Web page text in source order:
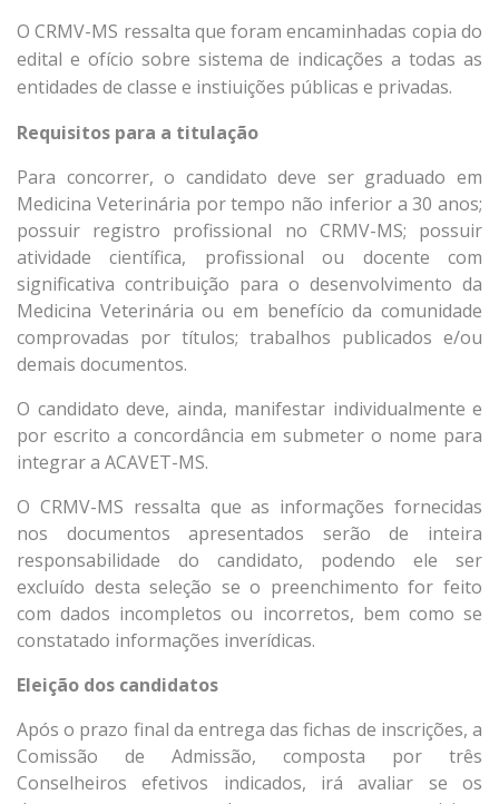
O CRMV-MS ressalta queforam encaminhadas copia do
edital e ofício sobre sistema de indicações a todas as
entidades de classe e instiuições públicas e privadas.
Requisitos para a titulação
Para concorrer, o candidato deve ser graduado em
Medicina Veterinária por tempo não inferior a 30 anos;
possuir registro profissional no CRMV-MS; possuir
atividade científica, profissional ou docente com
significativa contribuição para o desenvolvimento da
Medicina Veterinária ou em benefício da comunidade
comprovadas por títulos; trabalhos publicados e/ou
demais documentos.
O candidato deve, ainda, manifestar individualmente e
por escrito a concordância em submeter o nome para
integrar a ACAVET-MS.
O CRMV-MS ressalta que as informações fornecidas
nos documentos apresentados serão de inteira
responsabilidade do candidato, podendo ele ser
excluído desta seleção se o preenchimento for feito
com dados incompletos ou incorretos, bem como se
constatado informações inverídicas.
Eleição dos candidatos
Após o prazo final da entrega das fichas de inscrições, a
Comissão de Admissão, composta por três
Conselheiros efetivos indicados, irá avaliar se os